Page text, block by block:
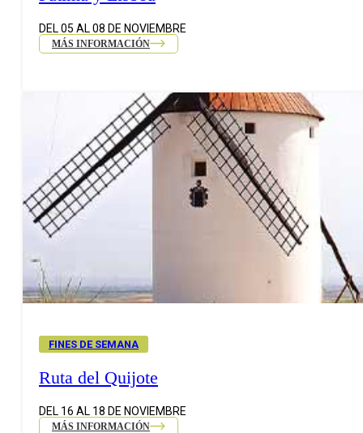
DEL 05 AL 08 DE NOVIEMBRE
MÁS INFORMACIÓN
FINES DE SEMANA
Ruta del Quijote
DEL 16 AL 18 DE NOVIEMBRE
MÁS INFORMACIÓN